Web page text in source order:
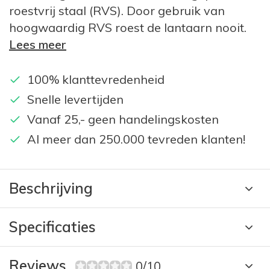
roestvrij staal (RVS). Door gebruik van
hoogwaardig RVS roest de lantaarn nooit.
Lees meer
100% klanttevredenheid
Snelle levertijden
Vanaf 25,- geen handelingskosten
Al meer dan 250.000 tevreden klanten!
Beschrijving
Specificaties
Reviews 0/10